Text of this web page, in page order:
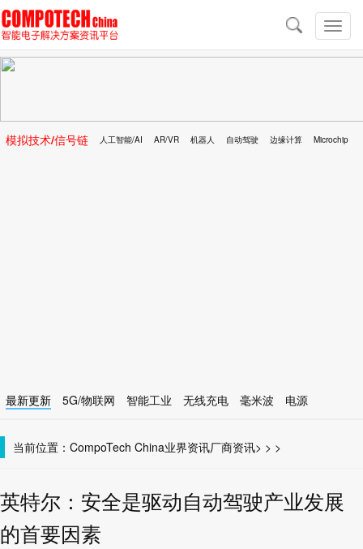
切
换
导
导
航
模拟技术/信号链 人工智能/AI AR/VR 机器人 自动驾驶 边缘计算 Microchip
最新更新 5G/物联网 智能工业 无线充电 毫米波
电源
当前位置： CompoTech China >
业界资讯 >
厂商资讯 >
英特尔：安全是驱动自动驾驶产业发展
的首要因素